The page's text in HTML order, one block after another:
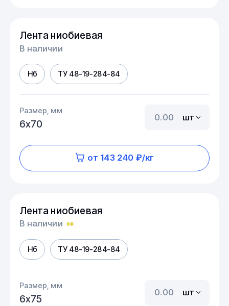
Лента ниобиевая
В наличии
Нб ТУ 48-19-284-84
Размер, мм
6х70
шт
от 143 240 ₽/кг
Лента ниобиевая
В наличии
Нб ТУ 48-19-284-84
Размер, мм
6х75
шт